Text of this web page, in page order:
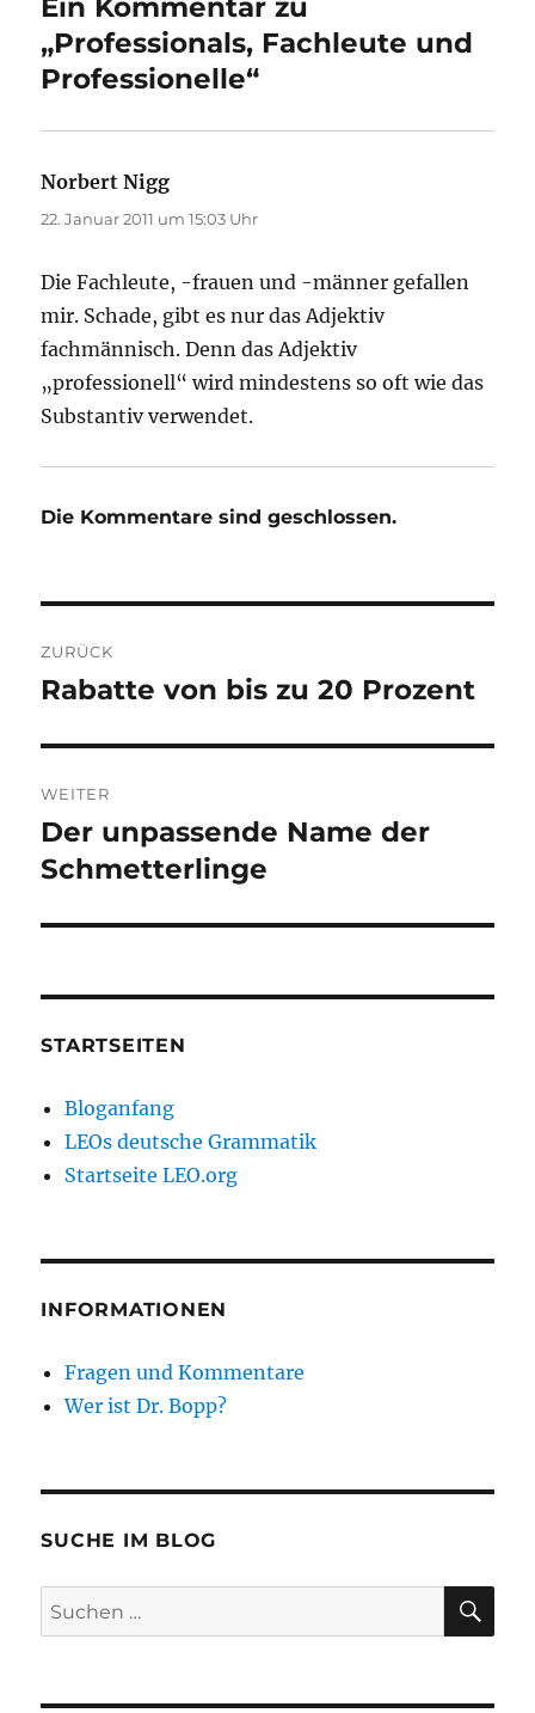
Ein Kommentar zu
„Professionals, Fachleute und
Professionelle“
Norbert Nigg
22. Januar 2011 um 15:03 Uhr
Die Fachleute, -frauen und -männer gefallen
mir. Schade, gibt es nur das Adjektiv
fachmännisch. Denn das Adjektiv
„professionell“ wird mindestens so oft wie das
Substantiv verwendet.
Die Kommentare sind geschlossen.
ZURÜCK
Vorheriger
Rabatte von bis zu 20 Prozent
WEITER
Nächster
Beitrag:
Der unpassende Name der
Schmetterlinge
STARTSEITEN
Bloganfang
LEOs deutsche Grammatik
Startseite LEO.org
INFORMATIONEN
Fragen und Kommentare
Wer ist Dr. Bopp?
SUCHE IM BLOG
Suchen
nach: